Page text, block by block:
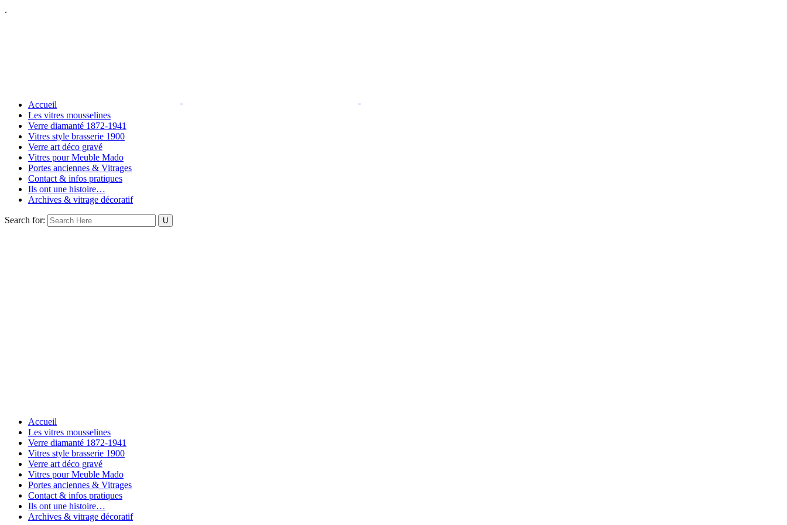
.
Accueil
Les vitres mousselines
Verre diamanté 1872-1941
Vitres style brasserie 1900
Verre art déco gravé
Vitres pour Meuble Mado
Portes anciennes & Vitrages
Contact & infos pratiques
Ils ont une histoire…
Archives & vitrage décoratif
Search for:
Accueil
Les vitres mousselines
Verre diamanté 1872-1941
Vitres style brasserie 1900
Verre art déco gravé
Vitres pour Meuble Mado
Portes anciennes & Vitrages
Contact & infos pratiques
Ils ont une histoire…
Archives & vitrage décoratif